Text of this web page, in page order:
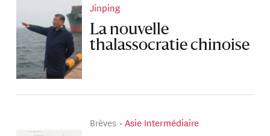
Jinping
La nouvelle
thalassocratie chinoise
Brèves Asie Intermédiaire